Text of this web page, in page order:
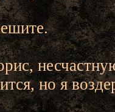
но я